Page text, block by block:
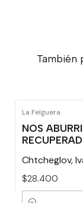
También
La Felguera
NOS
Chtcheglov,
$28.400